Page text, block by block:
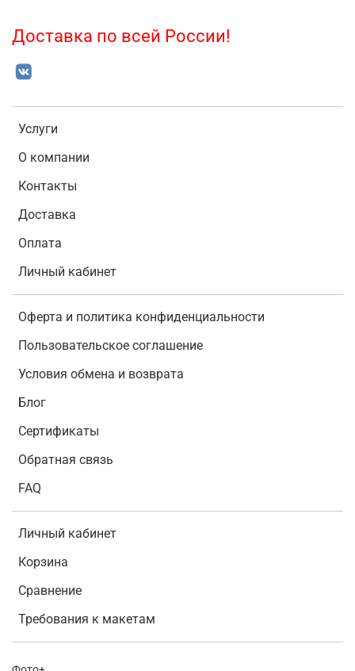
Услуги
О компании
Контакты
Доставка
Оплата
Личный кабинет
Оферта и политика конфиденциальности
Пользовательское соглашение
Условия обмена и возврата
Блог
Сертификаты
Обратная связь
FAQ
Личный кабинет
Корзина
Сравнение
Требования к макетам
Доставка по всей России!